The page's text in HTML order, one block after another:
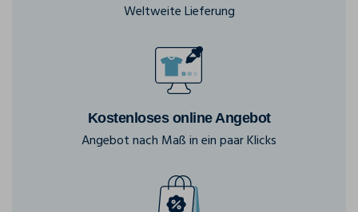
Weltweite Lieferung
Kostenloses online Angebot
Angebot nach Maß in ein paar Klicks